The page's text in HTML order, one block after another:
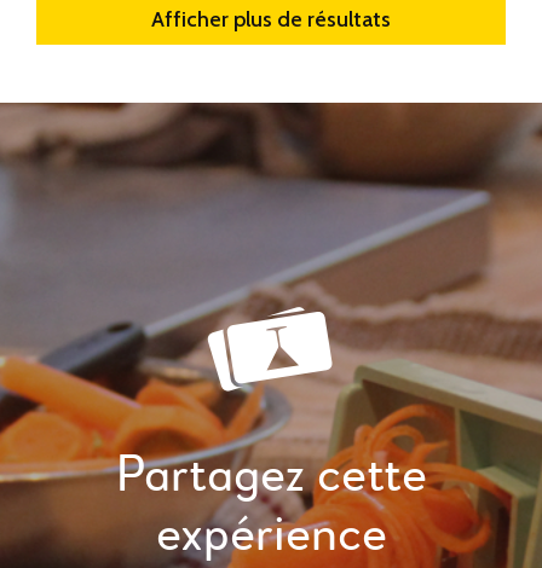
Afficher plus de résultats
Partagez cette
expérience